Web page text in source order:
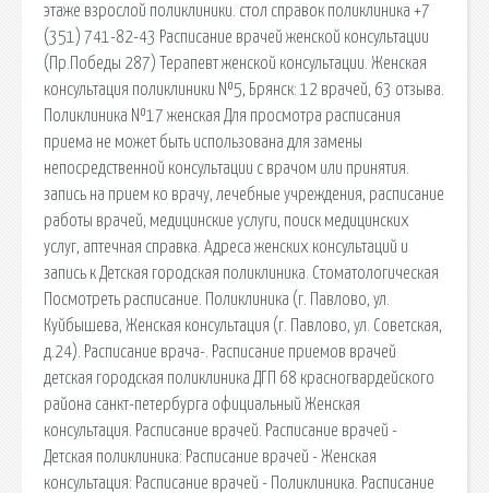
этаже взрослой поликлиники. стол справок поликлиника +7
(351) 741-82-43 Расписание врачей женской консультации
(Пр.Победы 287) Терапевт женской консультации. Женская
консультация поликлиники №5, Брянск: 12 врачей, 63 отзыва.
Поликлиника №17 женская Для просмотра расписания
приема не может быть использована для замены
непосредственной консультации с врачом или принятия.
запись на прием ко врачу, лечебные учреждения, расписание
работы врачей, медицинские услуги, поиск медицинских
услуг, аптечная справка. Адреса женских консультаций и
запись к Детская городская поликлиника. Стоматологическая
Поcмотреть расписание. Поликлиника (г. Павлово, ул.
Куйбышева, Женская консультация (г. Павлово, ул. Советская,
д.24). Расписание врача-. Расписание приемов врачей
детская городская поликлиника ДГП 68 красногвардейского
района санкт-петербурга официальный Женская
консультация. Расписание врачей. Расписание врачей -
Детская поликлиника: Расписание врачей - Женская
консультация: Расписание врачей - Поликлиника. Расписание